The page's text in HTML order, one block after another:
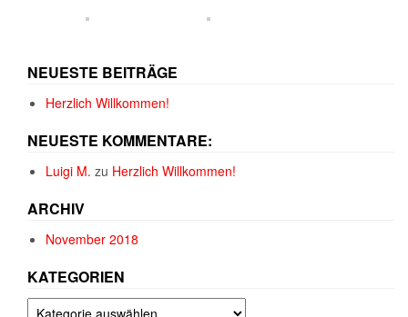
NEUESTE BEITRÄGE
Herzlich Willkommen!
NEUESTE KOMMENTARE:
Luigi M. zu Herzlich Willkommen!
ARCHIV
November 2018
KATEGORIEN
Kategorien